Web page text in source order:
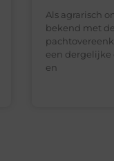
Als agrarisch
bekend met
een
en